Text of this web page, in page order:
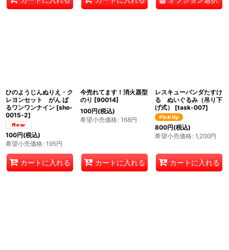
ひのようじんぬりえ・ク
レヨンセット がん ば
るワンワンナイン [sho-
0015-2]
100円(税込)
希望小売価格: 195円
カートに入れる
今売れてます！消火器型
のり [90014]
100円(税込)
希望小売価格: 168円
カートに入れる
レスキューパンダたすけ
る ぬいぐるみ（吊り下
げ式）
[task-007]
800円(税込)
希望小売価格: 1,200円
カートに入れる